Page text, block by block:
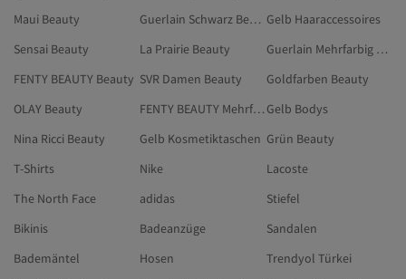
Maui Beauty
Guerlain Schwarz Beauty Gelb Haaraccessoires
Sensai Beauty
La Prairie Beauty
Guerlain Mehrfarbig Beauty
FENTY BEAUTY Beauty SVR Damen Beauty
Goldfarben Beauty
OLAY Beauty
FENTY BEAUTY Mehrfarbig Beauty Gelb Bodys
Nina Ricci Beauty
Gelb Kosmetiktaschen Grün Beauty
T-Shirts
Nike
Lacoste
The North Face
adidas
Stiefel
Bikinis
Badeanzüge
Sandalen
Bademäntel
Hosen
Trendyol Türkei